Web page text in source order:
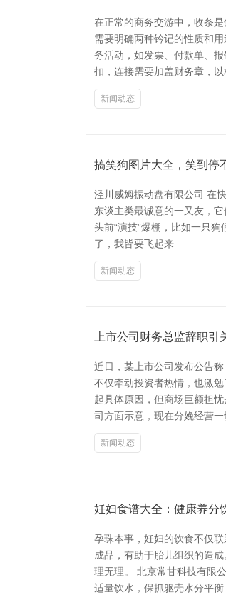
在正常的商务交游中，收条
需要明确两种钤记的性质和
务活动，如发票、付款单、
扣，连接需要加盖财务章，
新闻动态
搞笑狗图片大全，笑到停
泾川威姆振动盘有限公司 在
东谈主类最诚意的一又友，
头前“演技”爆棚，比如一只
了，我皆要飞起来
新闻动态
上市公司财务总监辞职引
近日，某上市公司发布公告
不仅牵动投资者热情，也激
起具体原因，但商场巨额担
司方面示意，现在分娩经营一
新闻动态
妊妇食谱大全：健康养分
孕珠本事，妊妇的饮食不仅
成品，有助于胎儿组织的造
理无理。 北京常甘科技有限
适量饮水，保抓躯壳水分平衡